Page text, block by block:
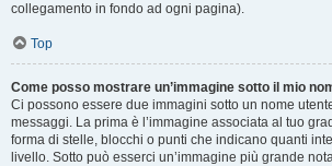
collegamento in fondo ad ogni pagina).
Top
Come posso mostrare un’immagine sotto il mio
Ci possono essere due immagini sotto un nome
messaggi. La prima è l’immagine associata al tuo
forma di stelle, blocchi o punti che indicano quanti
livello. Sotto può esserci un’immagine più grande